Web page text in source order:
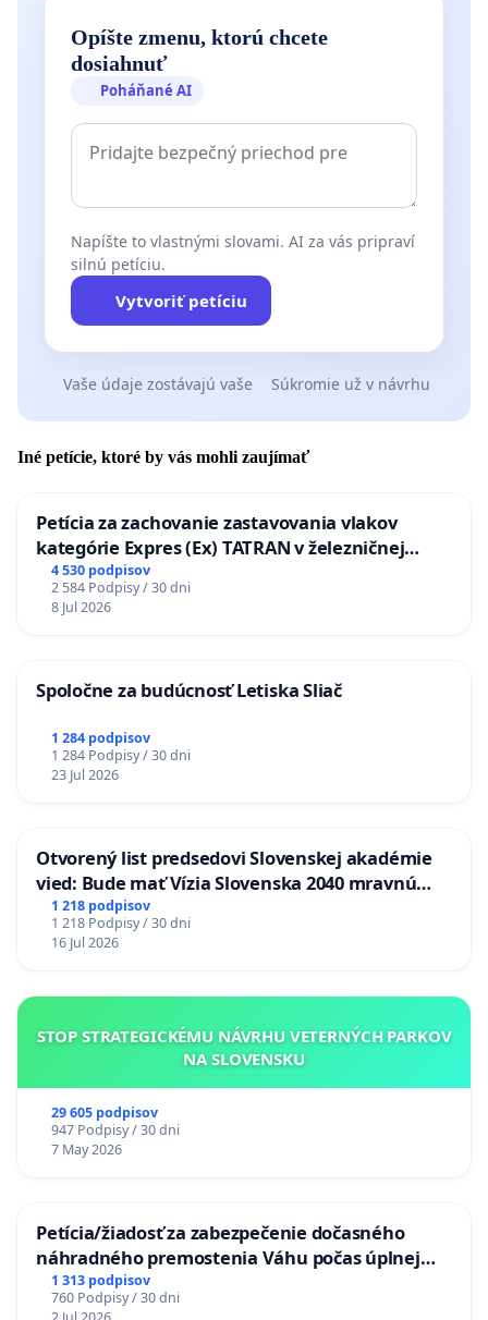
Opíšte zmenu, ktorú chcete
dosiahnuť
Poháňané AI
Napíšte to vlastnými slovami. AI za vás pripraví
silnú petíciu.
Vytvoriť petíciu
Vaše údaje zostávajú vaše Súkromie už v návrhu
Iné petície, ktoré by vás mohli zaujímať
Petícia za zachovanie zastavovania vlakov
kategórie Expres (Ex) TATRAN v železničnej
stanici Púchov
4 530 podpisov
2 584 Podpisy / 30 dni
8 Jul 2026
Spoločne za budúcnosť Letiska Sliač
1 284 podpisov
1 284 Podpisy / 30 dni
23 Jul 2026
Otvorený list predsedovi Slovenskej akadémie
vied: Bude mať Vízia Slovenska 2040 mravnú
chrbticu?
1 218 podpisov
1 218 Podpisy / 30 dni
16 Jul 2026
STOP STRATEGICKÉMU NÁVRHU VETERNÝCH PARKOV
NA SLOVENSKU
29 605 podpisov
947 Podpisy / 30 dni
7 May 2026
Petícia/žiadosť za zabezpečenie dočasného
náhradného premostenia Váhu počas úplnej
uzávery Vážskeho mosta v Komárne
1 313 podpisov
760 Podpisy / 30 dni